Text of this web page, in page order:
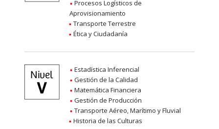
Procesos Logísticos de
Aprovisionamiento
Transporte Terrestre
Ética y Ciudadanía
Estadística Inferencial
Gestión de la Calidad
Matemática Financiera
Gestión de Producción
Transporte Aéreo, Marítimo y Fluvial
Historia de las Culturas